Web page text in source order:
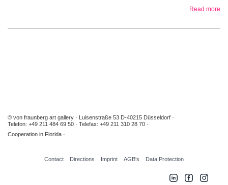
Read more
© von fraunberg art gallery
Luisenstraße 53 D-40215 Düsseldorf
Telefon: +49 211 484 69 50
Telefax: +49 211 310 28 70
Cooperation in Florida
Contact Directions Imprint AGB's Data Protection